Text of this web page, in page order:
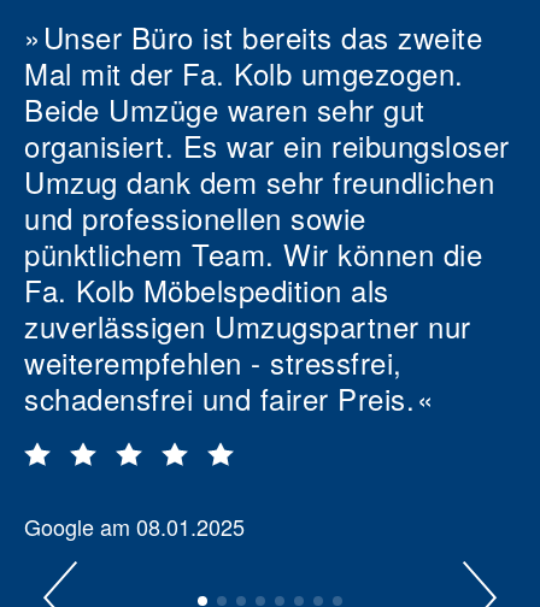
Unser Büro ist bereits das zweite
Mal mit der Fa. Kolb umgezogen.
Beide Umzüge waren sehr gut
organisiert. Es war ein reibungsloser
Umzug dank dem sehr freundlichen
und professionellen sowie
pünktlichem Team. Wir können die
Fa. Kolb Möbelspedition als
zuverlässigen Umzugspartner nur
weiterempfehlen - stressfrei,
schadensfrei und fairer Preis.
Google am 08.01.2025